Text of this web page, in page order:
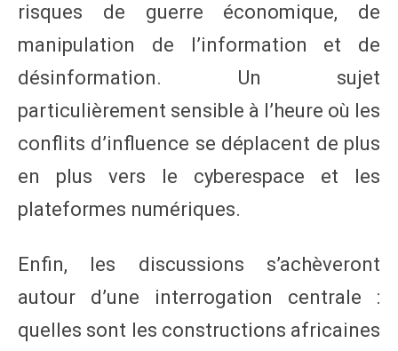
risques de guerre économique, de
manipulation de l’information et de
désinformation. Un sujet
particulièrement sensible à l’heure où les
conflits d’influence se déplacent de plus
en plus vers le cyberespace et les
plateformes numériques.
Enfin, les discussions s’achèveront
autour d’une interrogation centrale :
quelles sont les constructions africaines